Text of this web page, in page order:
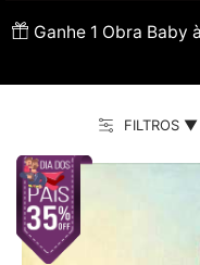
Ganhe 1 Obra Baby
FILTROS ▼